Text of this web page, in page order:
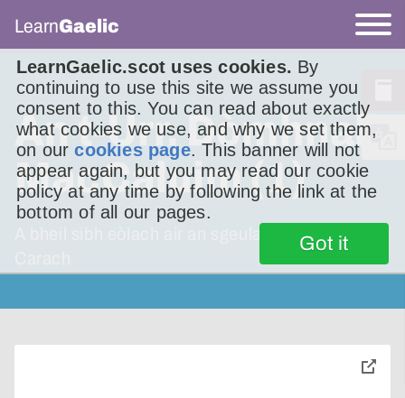
LearnGaelic.scot uses cookies. By
continuing to use this site we assume you
consent to this. You can read about exactly
what cookies we use, and why we set them,
on ourcookies page. This banner will not
appear again, but you may read our cookie
policy at any time by following the link at the
bottom of all our pages.
Got it
LearnGaelic
An t-Urr. Dòmhnall
MacCaluim (1)
A bheil sibh eòlach air an sgeulachd An Gille
toggle